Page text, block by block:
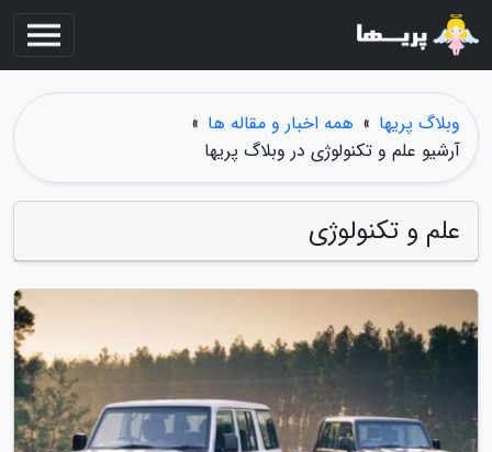
وبلاگ پریها » همه اخبار و مقاله ها »
آرشیو علم و تکنولوژی در وبلاگ پریها
علم و تکنولوژی